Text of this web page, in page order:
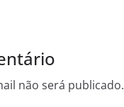
não será publicado.